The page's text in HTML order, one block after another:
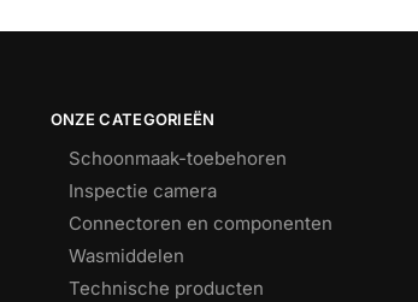
ONZE CATEGORIEËN
Schoonmaak-toebehoren
Inspectie camera
Connectoren en componenten
Wasmiddelen
Technische producten